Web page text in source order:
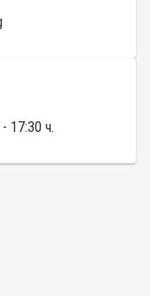
17:30 ч.